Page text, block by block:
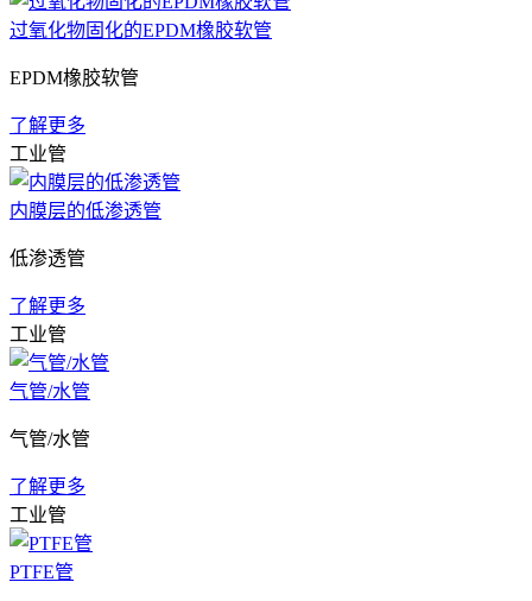
过氧化物固化的EPDM橡胶软管
EPDM橡胶软管
了解更多
工业管
内膜层的低渗透管
低渗透管
了解更多
工业管
气管/水管
气管/水管
了解更多
工业管
PTFE管